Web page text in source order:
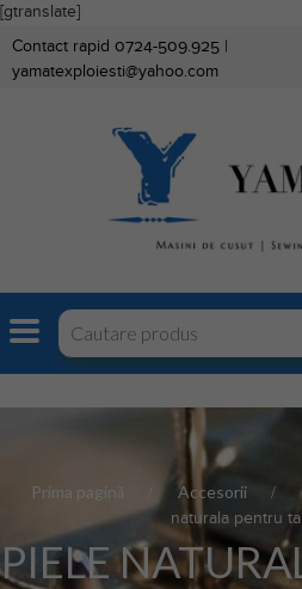
[gtranslate]
Contact rapid 0724-509.925 |
yamatexploiesti@yahoo.com
Prima pagină Accesorii
naturala pentru
PIELE